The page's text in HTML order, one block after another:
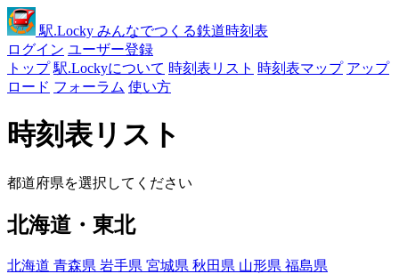
駅.Locky みんなでつくる鉄道時刻表
ログイン ユーザー登録
トップ 駅.Lockyについて 時刻表リスト 時刻表マップ アップ
ロード フォーラム 使い方
時刻表リスト
都道府県を選択してください
北海道・東北
北海道 青森県 岩手県 宮城県 秋田県 山形県 福島県